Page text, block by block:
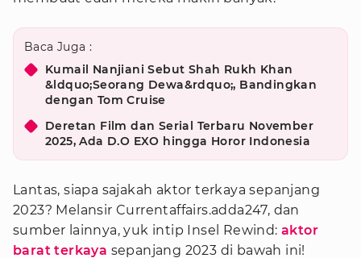
Baca Juga :
Kumail Nanjiani Sebut Shah Rukh Khan
&ldquo;Seorang Dewa&rdquo;, Bandingkan
dengan Tom Cruise
Deretan Film dan Serial Terbaru November
2025, Ada D.O EXO hingga Horor Indonesia
Lantas, siapa sajakah aktor terkaya sepanjang
2023? Melansir Currentaffairs.adda247, dan
sumber lainnya, yuk intip Insel Rewind: aktor
barat terkaya sepanjang 2023 di bawah ini!